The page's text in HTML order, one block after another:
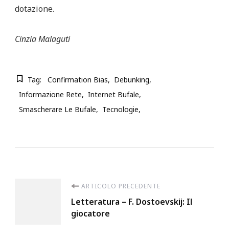
dotazione.
Cinzia Malaguti
Tag: Confirmation Bias
Debunking
Informazione Rete
Internet Bufale
Smascherare Le Bufale
Tecnologie
Navigazione
articoli
ARTICOLO PRECEDENTE
Letteratura – F. Dostoevskij: Il
giocatore